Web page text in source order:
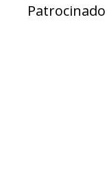
Patrocinado